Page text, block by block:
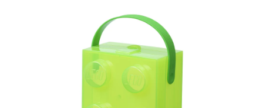
hviezdičiek.